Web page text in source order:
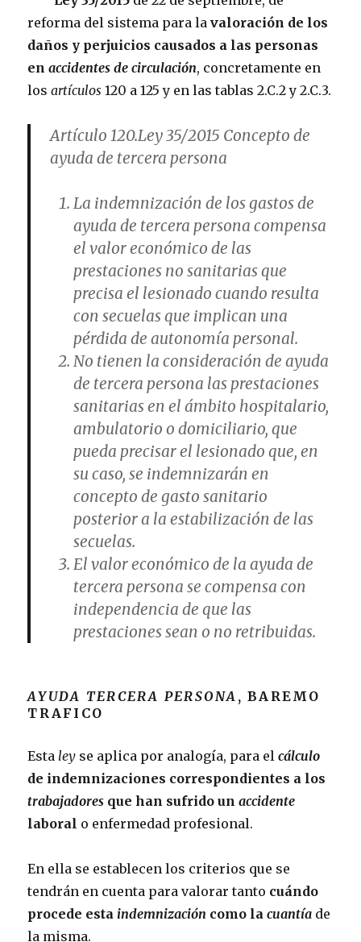
reforma del sistema para lavaloración de los
daños y perjuicios causados a las personas
enaccidentes de circulación, concretamente en
losartículos 120 a 125 y en las tablas 2.C.2 y 2.C.3.
Artículo 120.Ley 35/2015 Concepto de
ayuda de tercera persona
La indemnización de los gastos de
ayuda de tercera persona compensa
el valor económico de las
prestaciones no sanitarias que
precisa el lesionado cuando resulta
con secuelas que implican una
pérdida de autonomía personal.
No tienen la consideración de ayuda
de tercera persona las prestaciones
sanitarias en el ámbito hospitalario,
ambulatorio o domiciliario, que
pueda precisar el lesionado que, en
su caso, se indemnizarán en
concepto de gasto sanitario
posterior a la estabilización de las
secuelas.
El valor económico de la ayuda de
tercera persona se compensa con
independencia de que las
prestaciones sean o no retribuidas.
AYUDA TERCERA PERSONA , BAREMO
TRAFICO
Estaley se aplica por analogía, para elcálculo
de indemnizaciones correspondientes a los
trabajadores que han sufrido unaccidente
laboral o enfermedad profesional.
En ella se establecen los criterios que se
tendrán en cuenta para valorar tanto cuándo
procede esta indemnización como lacuantía de
la misma.